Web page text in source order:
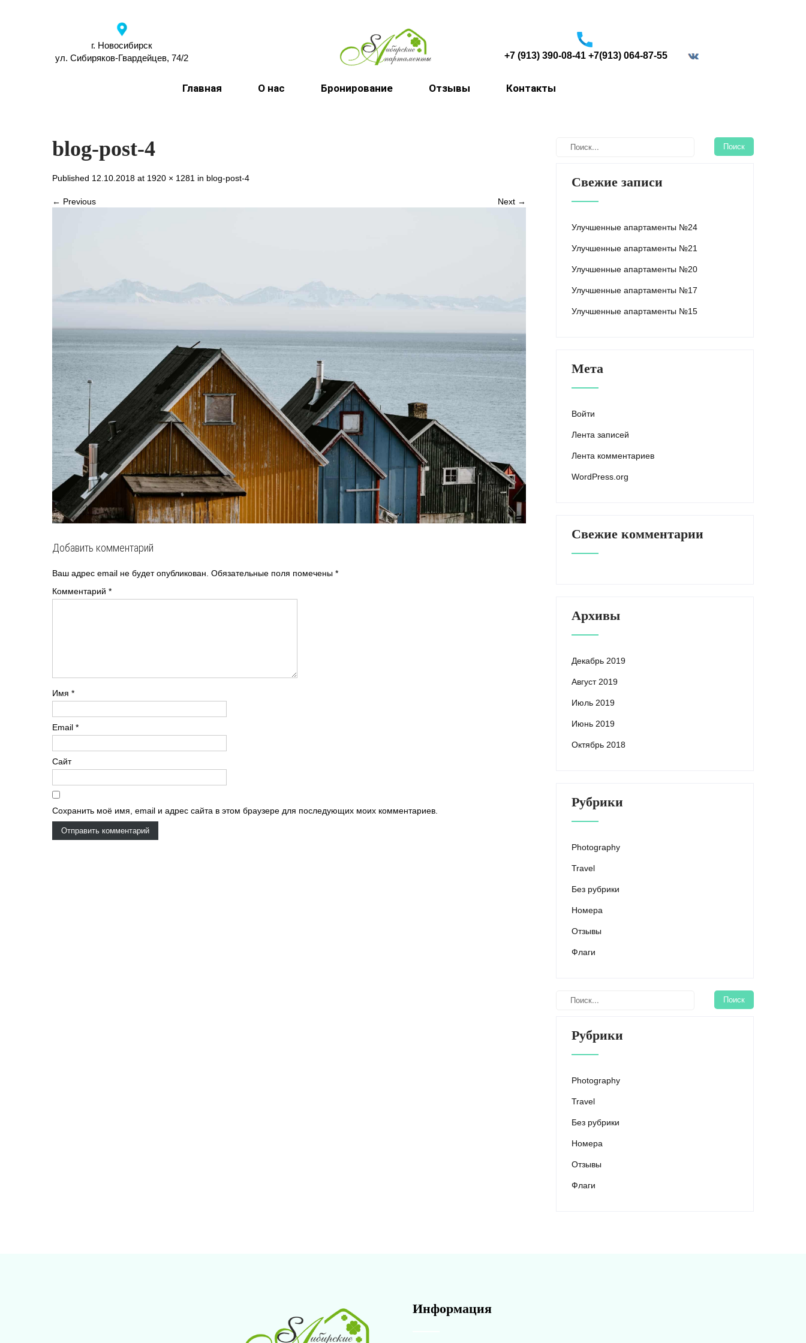
г. Новосибирск
ул. Сибиряков-Гвардейцев, 74/2
+7 (913) 390-08-41 +7(913) 064-87-55
Главная О нас Бронирование Отзывы Контакты
blog-post-4
Published 12.10.2018 at 1920 × 1281 in blog-post-4
← Previous Next →
Добавить комментарий
Ваш адрес email не будет опубликован. Обязательные поля помечены *
Комментарий *
Имя *
Email *
Сайт
Сохранить моё имя, email и адрес сайта в этом браузере для последующих моих комментариев.
Свежие записи
Улучшенные апартаменты №24
Улучшенные апартаменты №21
Улучшенные апартаменты №20
Улучшенные апартаменты №17
Улучшенные апартаменты №15
Мета
Войти
Лента записей
Лента комментариев
WordPress.org
Свежие комментарии
Архивы
Декабрь 2019
Август 2019
Июль 2019
Июнь 2019
Октябрь 2018
Рубрики
Photography
Travel
Без рубрики
Номера
Отзывы
Флаги
Рубрики
Photography
Travel
Без рубрики
Номера
Отзывы
Флаги
Информация